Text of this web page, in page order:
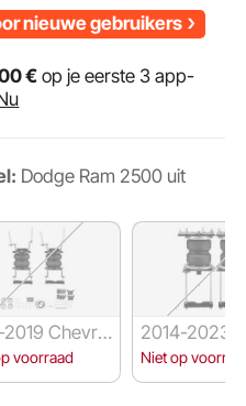
nieuwe gebruikers
€ op je eerste 3 app-
Dodge Ram 2500 uit
2019 Chevrol
2500
voorraad
2014-2023
Ram 2500
Niet op